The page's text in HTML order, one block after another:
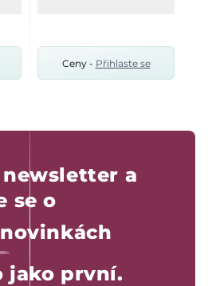
Ceny - Přihlaste se
a
se o
jako první.